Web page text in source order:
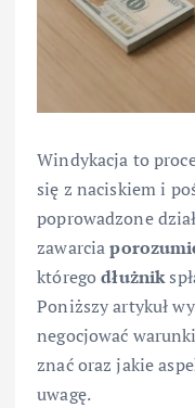
Windykacja to
się z naciskiem i
poprowadzone
zawarcia
któregodłużnik
Poniższy artykuł
negocjować
znać oraz jakie
uwagę.